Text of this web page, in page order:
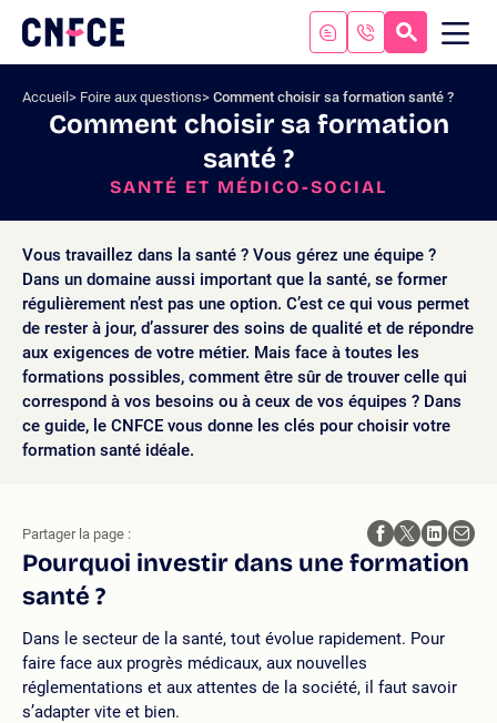
contenu
Logo
site
Accueil Foire aux questions Comment choisir sa formation santé ?
Comment choisir sa formation
santé ?
SANTÉ ET MÉDICO-SOCIAL
Vous travaillez dans la santé ? Vous gérez une équipe ?
Dans un domaine aussi important que la santé, se former
régulièrement n’est pas une option. C’est ce qui vous permet
de rester à jour, d’assurer des soins de qualité et de répondre
aux exigences de votre métier. Mais face à toutes les
formations possibles, comment être sûr de trouver celle qui
correspond à vos besoins ou à ceux de vos équipes ? Dans
ce guide, le CNFCE vous donne les clés pour choisir votre
formation santé idéale.
Pourquoi investir dans une formation
santé ?
Dans le secteur de la santé, tout évolue rapidement. Pour
faire face aux progrès médicaux, aux nouvelles
réglementations et aux attentes de la société, il faut savoir
s’adapter vite et bien.
Partager la page :